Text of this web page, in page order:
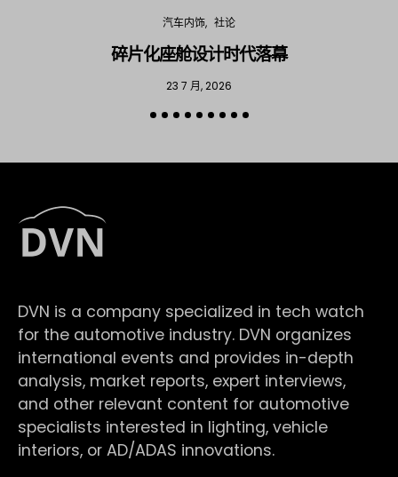
汽车内饰 社论
碎片化座舱设计时代落幕
23 7 月, 2026
DVN is a company specialized in tech watch
for the automotive industry. DVN organizes
international events and provides in-depth
analysis, market reports, expert interviews,
and other relevant content for automotive
specialists interested in lighting, vehicle
interiors, or AD/ADAS innovations.